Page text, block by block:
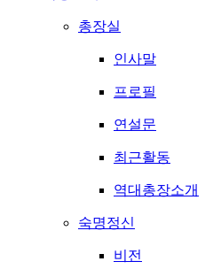
총장실
인사말
프로필
연설문
최근활동
역대총장소개
숙명정신
비전